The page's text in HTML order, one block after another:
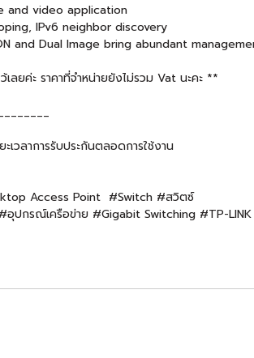
and video application
IPv6 neighbor discovery
and Dual Image bring abundant
ยค่ะ ราคาที่จำหน่ายยังไม่รวม Vat นะคะ **
ะเวลาการรับประกันตลอดการใช้งาน
Access Point #Switch #สวิตซ์
ปกรณ์เครือข่าย #Gigabit Switching #TP-